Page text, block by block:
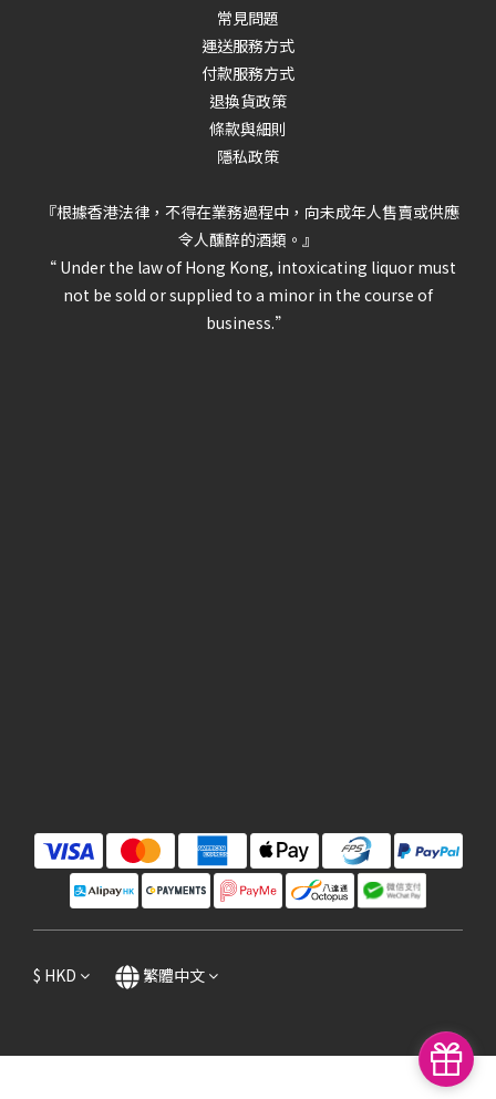
常見問題
運送服務方式
付款服務方式
退換貨政策
條款與細則
隱私政策
『根據香港法律，不得在業務過程中，向未成年人售賣或供應
令人醺醉的酒類。』
“ Under the law of Hong Kong, intoxicating liquor must
not be sold or supplied to a minor in the course of
business.”
$ HKD 繁體中文